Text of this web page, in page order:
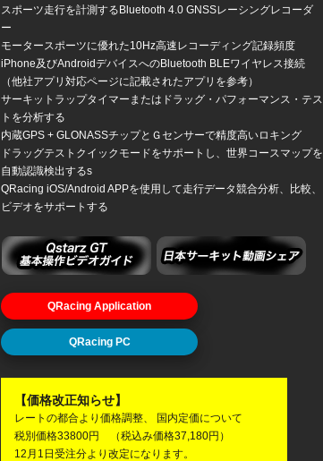
スポーツ走行を計測するBluetooth 4.0 GNSSレーシングレコーダ
ー
モータースポーツに優れた10Hz高速レコーディング記録頻度
iPhone及びAndroidデバイスへのBluetooth BLEワイヤレス接続
（他社アプリ対応ページに記載されたアプリを参考）
サーキットラップタイマーまたはドラッグ・パフォーマンス・テス
トを分析する
内蔵GPS + GLONASSチップとＧセンサーで精度高いロキング
ドラッグテストクイックモードをサポートし、世界コースマップを
自動認識検出するs
QRacing iOS/Android APPを使用して走行データ競合分析、比較、
ビデオをサポートする
QRacing Application
QRacing PC
【価格改正知らせ】
レートの都合より価格調整、 国内定価について
税別価格33800円 （税込み価格37,180円）
12月1日受注分より改定になります。